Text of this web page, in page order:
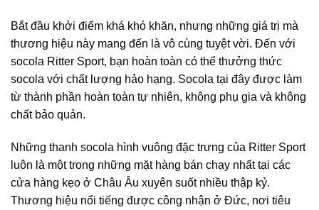
Bắt đầu khởi điểm khá khó khăn, nhưng những giá trị mà
thương hiệu này mang đến là vô cùng tuyệt vời. Đến với
socola Ritter Sport, bạn hoàn toàn có thể thưởng thức
socola với chất lượng hảo hạng. Socola tại đây được làm
từ thành phần hoàn toàn tự nhiên, không phụ gia và không
chất bảo quản.
Những thanh socola hình vuông đặc trưng của Ritter Sport
luôn là một trong những mặt hàng bán chạy nhất tại các
cửa hàng kẹo ở Châu Âu xuyên suốt nhiều thập kỷ.
Thương hiệu nổi tiếng được công nhận ở Đức, nơi tiêu